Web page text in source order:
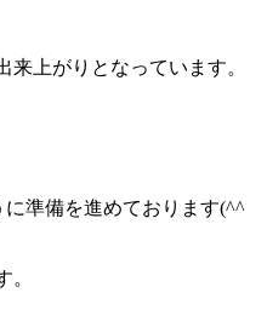
上がりとなっています。
準備を進めております(^^ゞ